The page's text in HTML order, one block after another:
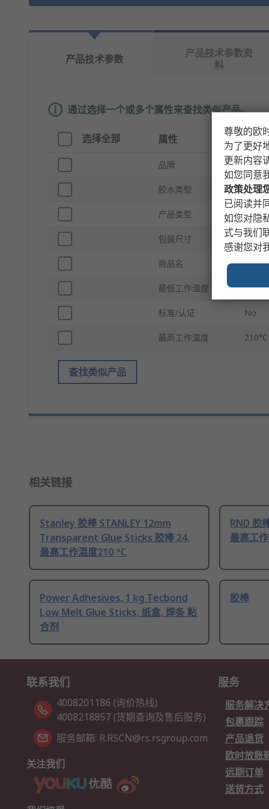
产品技术参数
产品技术参数资
料
通过选择一个或多个属性来查找类似产品。
选择全部 属性 值
品牌
胶水类型 胶棒
产品类型 胶棒
包装尺寸 41
商品名
最低工作温度 135°C
标准/认证 No
最高工作温度 210°C
查找类似产品
相关链接
Stanley 胶棒 STANLEY 12mm
Transparent Glue Sticks 胶棒 24,
最高工作温度210 °C
RND 胶
最高工
Power Adhesives, 1 kg Tecbond
Low Melt Glue Sticks, 纸盒, 焊条 粘
合剂
胶棒
联系我们
4008201186 (询价热线)
4008218857 (货期查询及售后服务)
服务邮箱: R.RSCN@rs.rsgroup.com
关注我们
服务
服务解决
包裹跟踪
产品退货
欧时放账
远期订单
送货方式
尊敬的欧
为了更好
更新内容
如您同意
政策处理
已阅读并
如您对隐
式与我们
感谢您对